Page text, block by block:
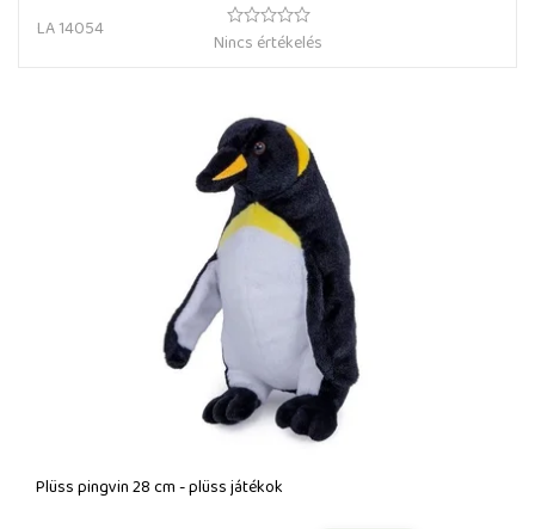
LA 14054
Nincs értékelés
Plüss pingvin 28 cm - plüss játékok